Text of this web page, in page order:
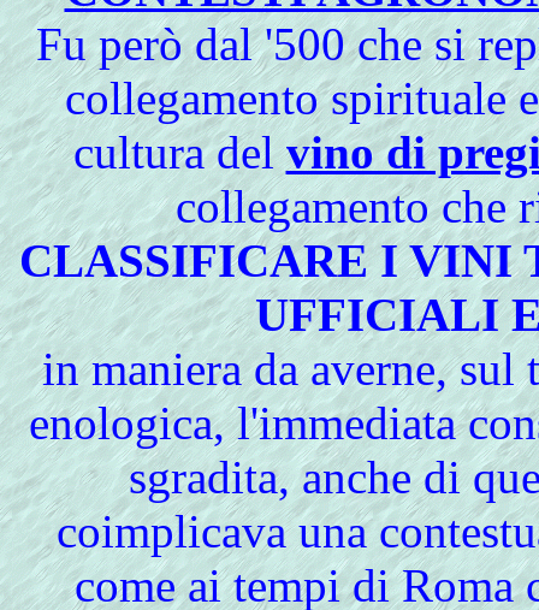
Fu però dal '500 che si
collegamento spirituale
cultura delvino di
collegamento che
CLASSIFICARE I VINI
UFFICIALI
in maniera da averne,
enologica, l'immediata
sgradita, anche di
coimplicava una
come ai tempi di